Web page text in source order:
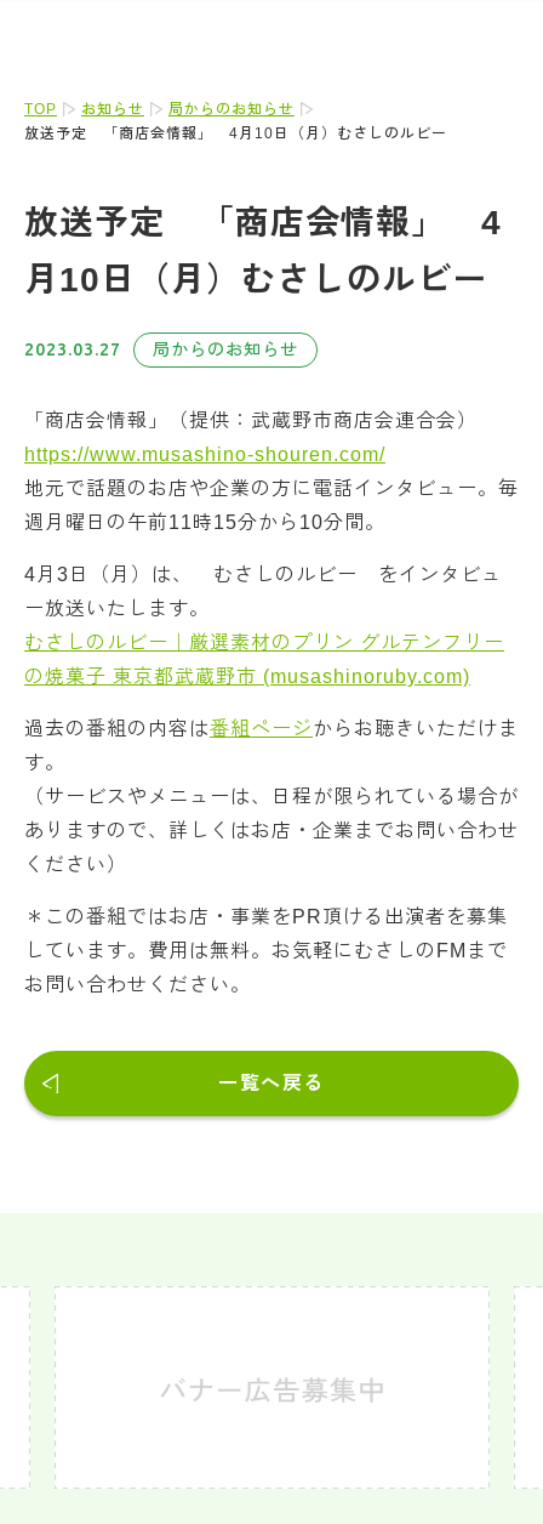
TOP お知らせ
局からのお知らせ
放送予定 「商店会情報」 4月10日（月）むさしのルビー
放送予定 「商店会情報」 4
月10日（月）むさしのルビー
2023.03.27 局からのお知らせ
「商店会情報」（提供：武蔵野市商店会連合会）
https://www.musashino-shouren.com/
地元で話題のお店や企業の方に電話インタビュー。毎
週月曜日の午前11時15分から10分間。
4月3日（月）は、 むさしのルビー
をインタビュ
ー放送いたします。
むさしのルビー｜厳選素材のプリン グルテンフリー
の焼菓子 東京都武蔵野市 (musashinoruby.com)
過去の番組の内容は番組ページからお聴きいただけま
す。
（サービスやメニューは、日程が限られている場合が
ありますので、詳しくはお店・企業までお問い合わせ
ください）
＊この番組ではお店・事業をPR頂ける出演者を募集
しています。費用は無料。お気軽にむさしのFMまで
お問い合わせください。
一覧へ戻る